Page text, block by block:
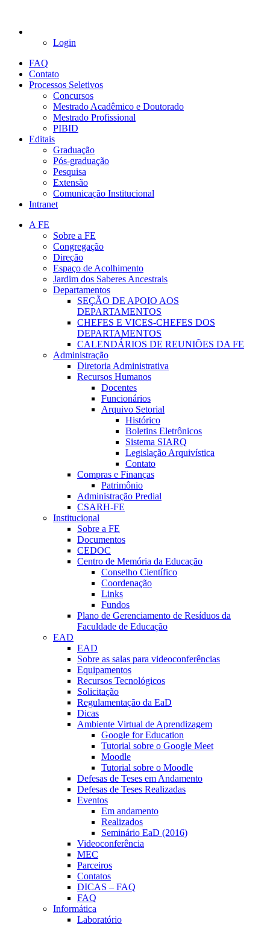
Login
FAQ
Contato
Processos Seletivos
Concursos
Mestrado Acadêmico e Doutorado
Mestrado Profissional
PIBID
Editais
Graduação
Pós-graduação
Pesquisa
Extensão
Comunicação Institucional
Intranet
A FE
Sobre a FE
Congregação
Direção
Espaço de Acolhimento
Jardim dos Saberes Ancestrais
Departamentos
SEÇÃO DE APOIO AOS
DEPARTAMENTOS
CHEFES E VICES-CHEFES DOS
DEPARTAMENTOS
CALENDÁRIOS DE REUNIÕES DA FE
Administração
Diretoria Administrativa
Recursos Humanos
Docentes
Funcionários
Arquivo Setorial
Histórico
Boletins Eletrônicos
Sistema SIARQ
Legislação Arquivística
Contato
Compras e Finanças
Patrimônio
Administração Predial
CSARH-FE
Institucional
Sobre a FE
Documentos
CEDOC
Centro de Memória da Educação
Conselho Científico
Coordenação
Links
Fundos
Plano de Gerenciamento de Resíduos da
Faculdade de Educação
EAD
EAD
Sobre as salas para videoconferências
Equipamentos
Recursos Tecnológicos
Solicitação
Regulamentação da EaD
Dicas
Ambiente Virtual de Aprendizagem
Google for Education
Tutorial sobre o Google Meet
Moodle
Tutorial sobre o Moodle
Defesas de Teses em Andamento
Defesas de Teses Realizadas
Eventos
Em andamento
Realizados
Seminário EaD (2016)
Videoconferência
MEC
Parceiros
Contatos
DICAS – FAQ
FAQ
Informática
Laboratório